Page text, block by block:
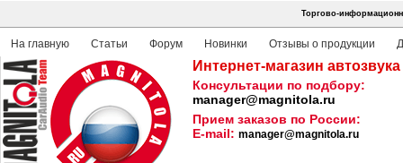
Торгово-
На главную Статьи Форум Новинки Отзывы о продукции
Интернет-магазин
Консультации по подбору:
manager@magnitola.ru
Прием заказов по России:
E-mail: manager@magnitola.ru